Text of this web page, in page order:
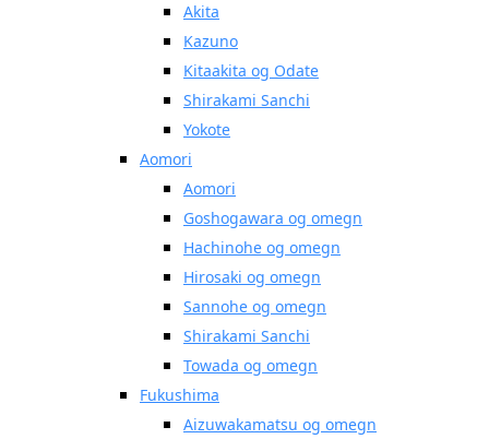
Akita
Kazuno
Kitaakita og Odate
Shirakami Sanchi
Yokote
Aomori
Aomori
Goshogawara og omegn
Hachinohe og omegn
Hirosaki og omegn
Sannohe og omegn
Shirakami Sanchi
Towada og omegn
Fukushima
Aizuwakamatsu og omegn